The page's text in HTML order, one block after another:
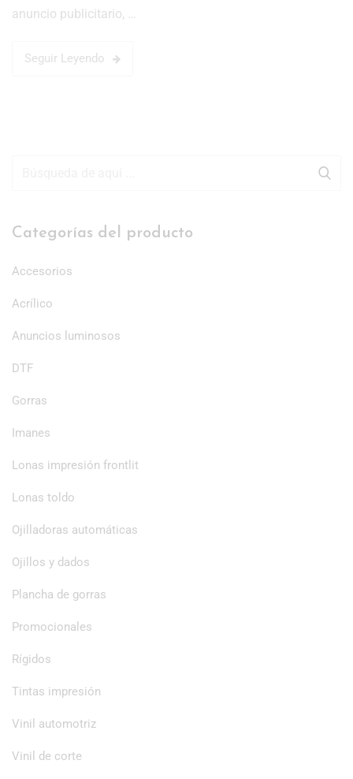
anuncio publicitario, …
Seguir Leyendo
Categorías del producto
Accesorios
Acrílico
Anuncios luminosos
DTF
Gorras
Imanes
Lonas impresión frontlit
Lonas toldo
Ojilladoras automáticas
Ojillos y dados
Plancha de gorras
Promocionales
Rígidos
Tintas impresión
Vinil automotriz
Vinil de corte